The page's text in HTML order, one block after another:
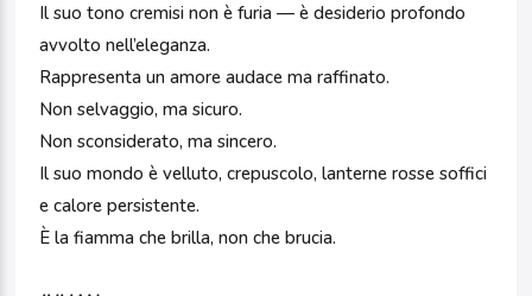
Il suo tono cremisi non è furia — è desiderio profondo
avvolto nell’eleganza.
Rappresenta un amore audace ma raffinato.
Non selvaggio, ma sicuro.
Non sconsiderato, ma sincero.
Il suo mondo è velluto, crepuscolo, lanterne rosse soffici
e calore persistente.
È la fiamma che brilla, non che brucia.